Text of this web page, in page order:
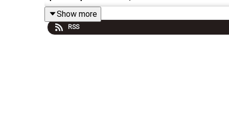
De la création de la revue Présence africaine à
Show more
RSS